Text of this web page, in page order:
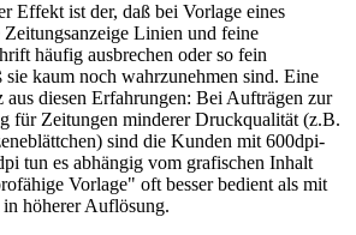
Effekt ist der, daß bei Vorlage eines
Linien und feine
häufig ausbrechen oder so fein
sie kaum noch wahrzunehmen sind. Eine
aus diesen Erfahrungen: Bei Aufträgen zur
für Zeitungen minderer Druckqualität (z.B.
sind die Kunden mit 600dpi-
tun es abhängig vom grafischen Inhalt
Vorlage" oft besser bedient als mit
höherer Auflösung.